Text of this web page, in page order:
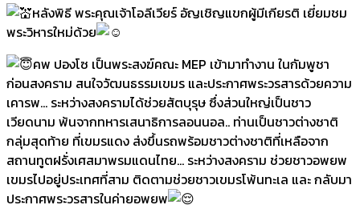
หลังพิธี พระคุณเจ้าโอลีเวียร์ อัญเชิญแขกผู้มีเกียรติ เยี่ยมชม
พระวิหารใหม่ด้วย
คพ ปองโซ เป็นพระสงฆ์คณะ MEP เข้ามาทำงาน ในกัมพูชา
ก่อนสงคราม สนใจวัฒนธรรมเขมร และประกาศพระวรสารด้วยความ
เคารพ… ระหว่างสงครามได้ช่วยสัตบุรุษ ซึ่งส่วนใหญ่เป็นชาว
เวียดนาม พ้นจากทหารเสนาธิการลอนนอล.. ท่านเป็นชาวต่างชาติ
กลุ่มสุดท้าย ที่เขมรแดง ส่งขึ้นรถพร้อมชาวต่างชาติที่เหลือจาก
สถานทูตฝรั่งเศสมาพรมแดนไทย… ระหว่างสงคราม ช่วยชาวอพยพ
เขมรไปอยู่ประเทศที่สาม ติดตามช่วยชาวเขมรโพ้นทะเล และ กลับมา
ประกาศพระวรสารในค่ายอพยพ